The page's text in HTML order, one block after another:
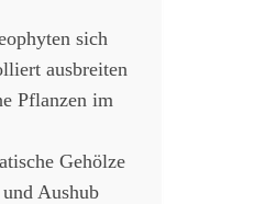
sich
ausbreiten
Pflanzen im
Gehölze
Aushub